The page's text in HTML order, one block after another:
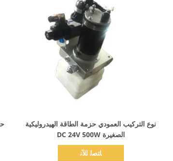
نوع التركيب العمودي حزمة الطاقة الهيدروليكية
الصغيرة DC 24V 500W
ﺎﺘﺼﻟ ﺍﻶﻧ